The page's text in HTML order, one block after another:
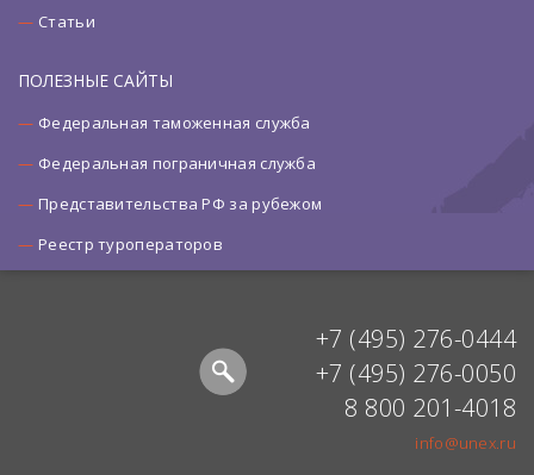
Статьи
ПОЛЕЗНЫЕ САЙТЫ
Федеральная таможенная служба
Федеральная пограничная служба
Представительства РФ за рубежом
Реестр туроператоров
+7 (495) 276-0444
+7 (495) 276-0050
8 800 201-4018
info@unex.ru